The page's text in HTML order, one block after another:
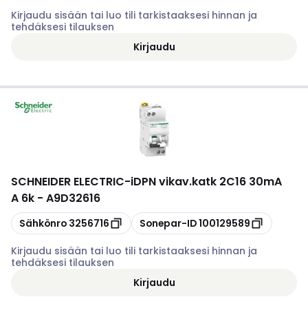
Kirjaudu sisään tai luo tili tarkistaaksesi hinnan ja
tehdäksesi tilauksen
Kirjaudu
SCHNEIDER ELECTRIC-iDPN vikav.katk 2C16 30mA
A 6k - A9D32616
Kopioi
Sähkönro 3256716 Kopioi
Sonepar-ID100129589
Kirjaudu sisään tai luo tili tarkistaaksesi hinnan ja
tehdäksesi tilauksen
Kirjaudu